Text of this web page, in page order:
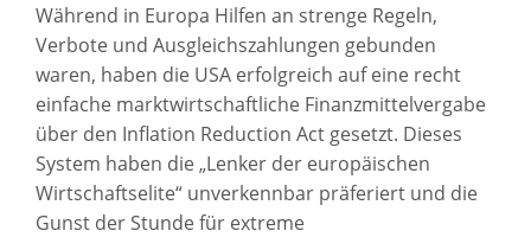
Während in Europa Hilfen an strenge Regeln,
Verbote und Ausgleichszahlungen gebunden
waren, haben die USA erfolgreich auf eine recht
einfache marktwirtschaftliche Finanzmittelvergabe
über den Inflation Reduction Act gesetzt. Dieses
System haben die „Lenker der europäischen
Wirtschaftselite“ unverkennbar präferiert und die
Gunst der Stunde für extreme